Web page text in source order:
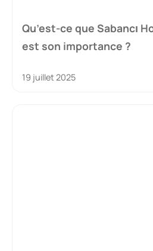
Qu’est-ce que Sabancı
est son importance ?
19 juillet 2025